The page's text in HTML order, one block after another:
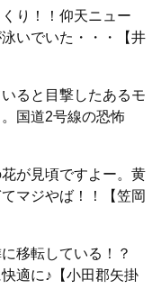
り！！仰天ニュー
いでいた・・・【井
ると目撃したあるモ
国道2号線の恐怖
が見頃ですよー。黄
マジやば！！【笠岡
に移転している！？
適に♪【小田郡矢掛